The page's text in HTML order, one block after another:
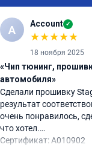
A Account ✓
★★★★★
18 ноября 2025
«Чип тюнинг,
автомобиля»
Сделали прошивку
результат
очень понравилось,
что хотел.
Сертификат: A010902